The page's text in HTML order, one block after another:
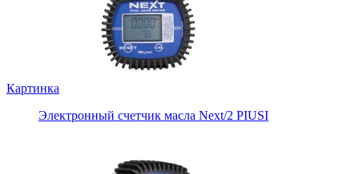
Картинка
Электронный счетчик масла Next/2 PIUSI